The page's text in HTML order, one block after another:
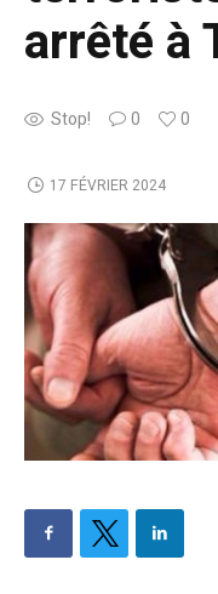
arrêté à
Stop! 0 0
17 FÉVRIER 2024